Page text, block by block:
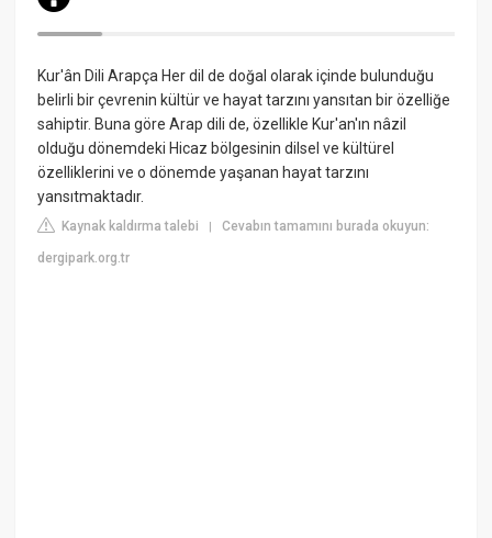
Kur'ân Dili Arapça Her dil de doğal olarak içinde bulunduğu
belirli bir çevrenin kültür ve hayat tarzını yansıtan bir özelliğe
sahiptir. Buna göre Arap dili de, özellikle Kur'an'ın nâzil
olduğu dönemdeki Hicaz bölgesinin dilsel ve kültürel
özelliklerini ve o dönemde yaşanan hayat tarzını
yansıtmaktadır.
Kaynak kaldırma talebi |Cevabın tamamını burada okuyun:
dergipark.org.tr